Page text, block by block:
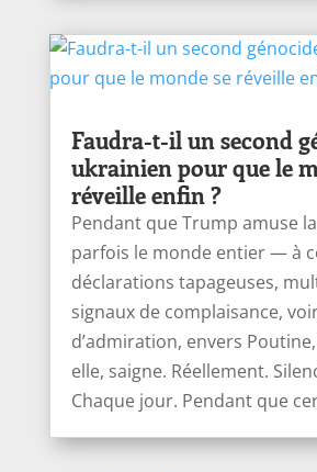
Faudra-t-il un second
ukrainien pour que le
réveille enfin ?
Pendant que Trump amuse
parfois le monde entier — à
déclarations tapageuses,
signaux de complaisance,
d’admiration, envers Poutine,
elle, saigne. Réellement.
Chaque jour. Pendant que